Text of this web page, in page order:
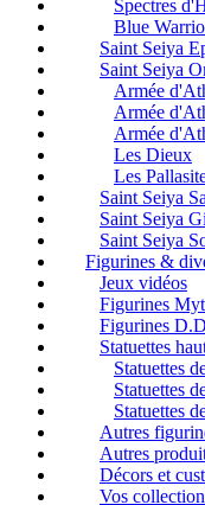
Spectres
Blue
Saint Seiya
Saint Seiya
Armée
Armée
Armée
Les Dieux
Les
Saint Seiya
Saint Seiya
Saint Seiya
Figurines &
Jeux vidéos
Figurines
Figurines
Statuettes
Statuettes
Statuettes
Statuettes
Autres
Autres
Décors et
Vos